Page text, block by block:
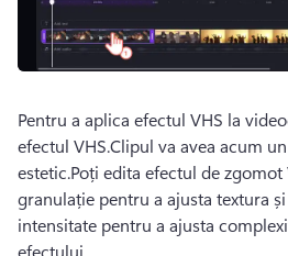
Pentru a aplica efectul VHS la
efectul VHS.Clipul va avea acum
estetic.Poți edita efectul de
granulație pentru a ajusta textura
intensitate pentru a ajusta
efectului.